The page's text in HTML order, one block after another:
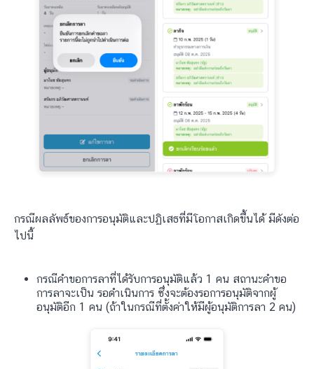
กรณีผลลัพธ์ของการอนุมัติและปฏิเสธที่มีโอกาสเกิดขึ้นได้ มีดังต่อ
ไปนี้
กรณีคำขอการลาที่ได้รับการอนุมัติแล้ว 1 คน สถานะคำขอ
การลาจะเป็น รอดำเนินการ ซึ่งจะต้องรอการอนุมัติจากผู้
อนุมัติอีก 1 คน (ถ้าในกรณีที่ตั้งค่าให้มีผู้อนุมัติการลา 2 คน)